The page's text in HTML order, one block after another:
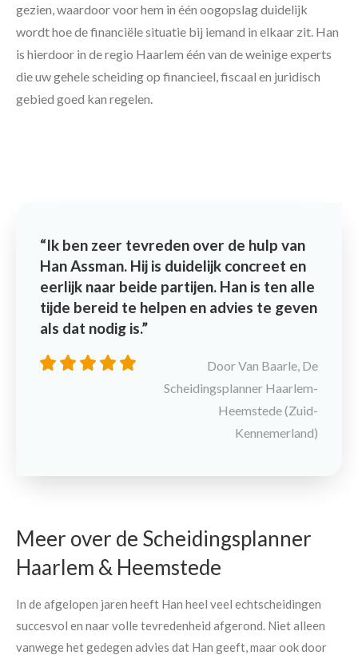
gezien, waardoor voor hem in één oogopslag duidelijk
wordt hoe de financiële situatie bij iemand in elkaar zit. Han
is hierdoor in de regio Haarlem één van de weinige experts
die uw gehele scheiding op financieel, fiscaal en juridisch
gebied goed kan regelen.
Ik ben zeer tevreden over de hulp van
Han Assman. Hij is duidelijk concreet en
eerlijk naar beide partijen. Han is ten alle
tijde bereid te helpen en advies te geven
als dat nodig is.
Door Van Baarle, De
Scheidingsplanner Haarlem-
Heemstede (Zuid-
Kennemerland)
Meer over de Scheidingsplanner
Haarlem & Heemstede
In de afgelopen jaren heeft Han heel veel echtscheidingen
succesvol en naar volle tevredenheid afgerond. Niet alleen
vanwege het gedegen advies dat Han geeft, maar ook door